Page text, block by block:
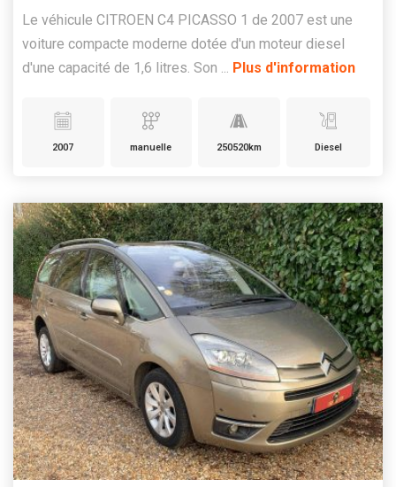
Le véhicule CITROEN C4 PICASSO 1 de 2007 est une
voiture compacte moderne dotée d'un moteur diesel
d'une capacité de 1,6 litres. Son ... Plus d'information
2007 manuelle 250520km Diesel